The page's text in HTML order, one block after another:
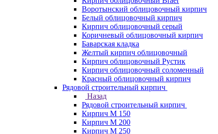
Воротынский облицовочный кирпич
Белый облицовочный кирпич
Кирпич облицовочный серый
Коричневый облицовочный кирпич
Баварская кладка
Желтый кирпич облицовочный
Кирпич облицовочный Рустик
Кирпич облицовочный соломенный
Красный облицовочный кирпич
Рядовой строительный кирпич
Назад
Рядовой строительный кирпич
Кирпич М 150
Кирпич М 200
Кирпич М 250